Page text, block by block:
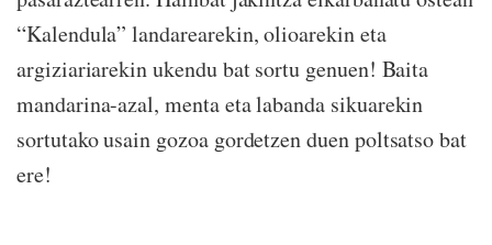
“Kalendula” landarearekin, olioarekin eta
argiziariarekin ukendu bat sortu genuen! Baita
mandarina-azal, menta eta labanda sikuarekin
sortutako usain gozoa gordetzen duen poltsatso bat
ere!